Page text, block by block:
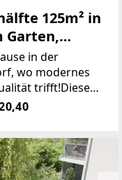
125m² in
Garten,
in der
wo modernes
trifft!Diese
Ihnen auf
Kombination